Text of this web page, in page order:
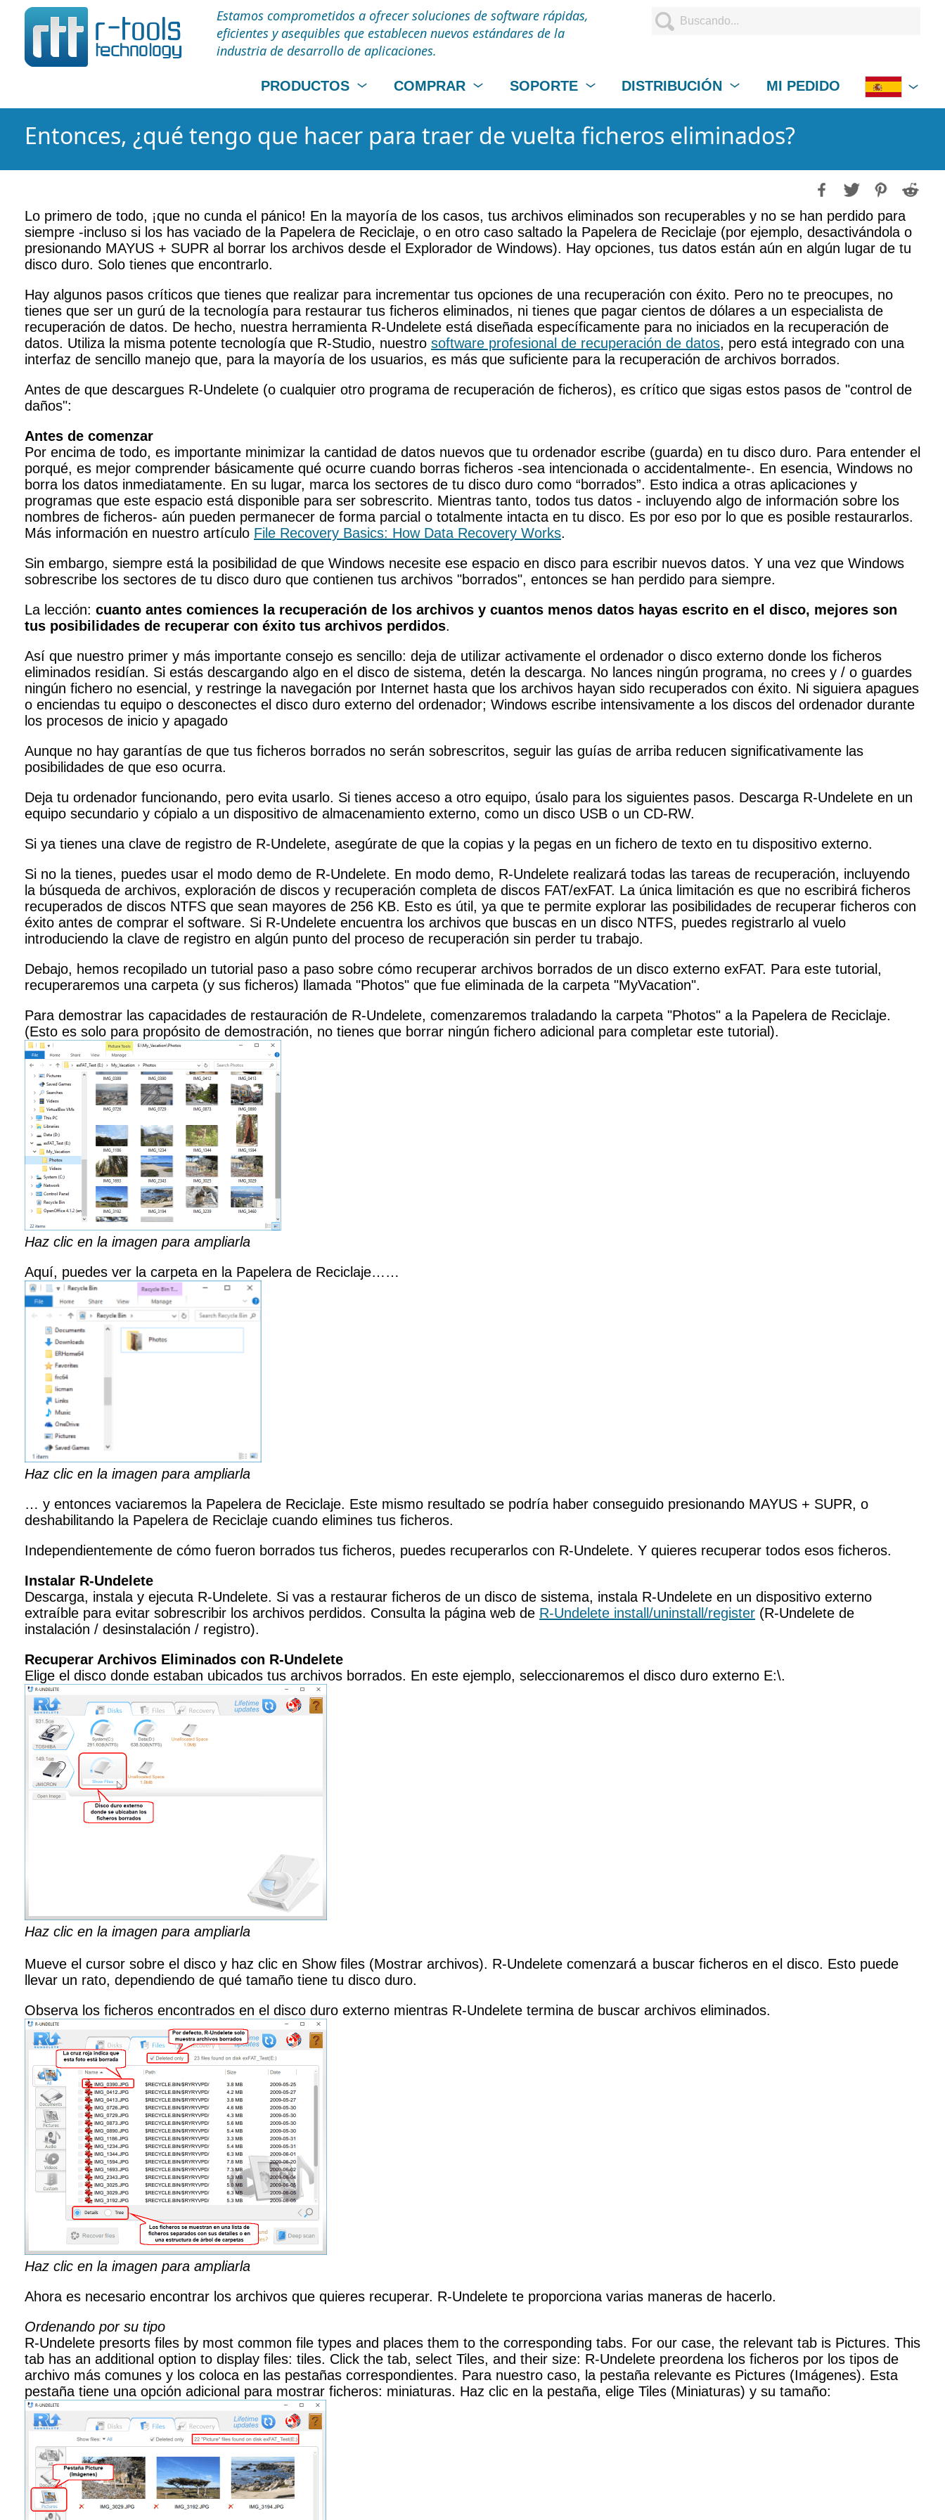
Estamos comprometidos a ofrecer soluciones de software rápidas,
eficientes y asequibles que establecen nuevos estándares de la
industria de desarrollo de aplicaciones.
PRODUCTOS COMPRAR SOPORTE DISTRIBUCIÓN MI PEDIDO
Entonces, ¿qué tengo que hacer para traer de vuelta ficheros eliminados?
Lo primero de todo, ¡que no cunda el pánico! En la mayoría de los casos, tus archivos eliminados son recuperables y no se han perdido para
siempre -incluso si los has vaciado de la Papelera de Reciclaje, o en otro caso saltado la Papelera de Reciclaje (por ejemplo, desactivándola o
presionando MAYUS + SUPR al borrar los archivos desde el Explorador de Windows). Hay opciones, tus datos están aún en algún lugar de tu
disco duro. Solo tienes que encontrarlo.
Hay algunos pasos críticos que tienes que realizar para incrementar tus opciones de una recuperación con éxito. Pero no te preocupes, no
tienes que ser un gurú de la tecnología para restaurar tus ficheros eliminados, ni tienes que pagar cientos de dólares a un especialista de
recuperación de datos. De hecho, nuestra herramienta R-Undelete está diseñada específicamente para no iniciados en la recuperación de
datos. Utiliza la misma potente tecnología que R-Studio, nuestro software profesional de recuperación de datos, pero está integrado con una
interfaz de sencillo manejo que, para la mayoría de los usuarios, es más que suficiente para la recuperación de archivos borrados.
Antes de que descargues R-Undelete (o cualquier otro programa de recuperación de ficheros), es crítico que sigas estos pasos de "control de
daños":
Antes de comenzar
Por encima de todo, es importante minimizar la cantidad de datos nuevos que tu ordenador escribe (guarda) en tu disco duro. Para entender el
porqué, es mejor comprender básicamente qué ocurre cuando borras ficheros -sea intencionada o accidentalmente-. En esencia, Windows no
borra los datos inmediatamente. En su lugar, marca los sectores de tu disco duro como “borrados”. Esto indica a otras aplicaciones y
programas que este espacio está disponible para ser sobrescrito. Mientras tanto, todos tus datos - incluyendo algo de información sobre los
nombres de ficheros- aún pueden permanecer de forma parcial o totalmente intacta en tu disco. Es por eso por lo que es posible restaurarlos.
Más información en nuestro artículo File Recovery Basics: How Data Recovery Works.
Sin embargo, siempre está la posibilidad de que Windows necesite ese espacio en disco para escribir nuevos datos. Y una vez que Windows
sobrescribe los sectores de tu disco duro que contienen tus archivos "borrados", entonces se han perdido para siempre.
La lección: cuanto antes comiences la recuperación de los archivos y cuantos menos datos hayas escrito en el disco, mejores son
tus posibilidades de recuperar con éxito tus archivos perdidos.
Así que nuestro primer y más importante consejo es sencillo: deja de utilizar activamente el ordenador o disco externo donde los ficheros
eliminados residían. Si estás descargando algo en el disco de sistema, detén la descarga. No lances ningún programa, no crees y / o guardes
ningún fichero no esencial, y restringe la navegación por Internet hasta que los archivos hayan sido recuperados con éxito. Ni siguiera apagues
o enciendas tu equipo o desconectes el disco duro externo del ordenador; Windows escribe intensivamente a los discos del ordenador durante
los procesos de inicio y apagado
Aunque no hay garantías de que tus ficheros borrados no serán sobrescritos, seguir las guías de arriba reducen significativamente las
posibilidades de que eso ocurra.
Deja tu ordenador funcionando, pero evita usarlo. Si tienes acceso a otro equipo, úsalo para los siguientes pasos. Descarga R-Undelete en un
equipo secundario y cópialo a un dispositivo de almacenamiento externo, como un disco USB o un CD-RW.
Si ya tienes una clave de registro de R-Undelete, asegúrate de que la copias y la pegas en un fichero de texto en tu dispositivo externo.
Si no la tienes, puedes usar el modo demo de R-Undelete. En modo demo, R-Undelete realizará todas las tareas de recuperación, incluyendo
la búsqueda de archivos, exploración de discos y recuperación completa de discos FAT/exFAT. La única limitación es que no escribirá ficheros
recuperados de discos NTFS que sean mayores de 256 KB. Esto es útil, ya que te permite explorar las posibilidades de recuperar ficheros con
éxito antes de comprar el software. Si R-Undelete encuentra los archivos que buscas en un disco NTFS, puedes registrarlo al vuelo
introduciendo la clave de registro en algún punto del proceso de recuperación sin perder tu trabajo.
Debajo, hemos recopilado un tutorial paso a paso sobre cómo recuperar archivos borrados de un disco externo exFAT. Para este tutorial,
recuperaremos una carpeta (y sus ficheros) llamada "Photos" que fue eliminada de la carpeta "MyVacation".
Para demostrar las capacidades de restauración de R-Undelete, comenzaremos traladando la carpeta "Photos" a la Papelera de Reciclaje.
(Esto es solo para propósito de demostración, no tienes que borrar ningún fichero adicional para completar este tutorial).
Haz clic en la imagen para ampliarla
Aquí, puedes ver la carpeta en la Papelera de Reciclaje……
Haz clic en la imagen para ampliarla
… y entonces vaciaremos la Papelera de Reciclaje. Este mismo resultado se podría haber conseguido presionando MAYUS + SUPR, o
deshabilitando la Papelera de Reciclaje cuando elimines tus ficheros.
Independientemente de cómo fueron borrados tus ficheros, puedes recuperarlos con R-Undelete. Y quieres recuperar todos esos ficheros.
Instalar R-Undelete
Descarga, instala y ejecuta R-Undelete. Si vas a restaurar ficheros de un disco de sistema, instala R-Undelete en un dispositivo externo
extraíble para evitar sobrescribir los archivos perdidos. Consulta la página web de R-Undelete install/uninstall/register (R-Undelete de
instalación / desinstalación / registro).
Recuperar Archivos Eliminados con R-Undelete
Elige el disco donde estaban ubicados tus archivos borrados. En este ejemplo, seleccionaremos el disco duro externo E:\.
Haz clic en la imagen para ampliarla
Mueve el cursor sobre el disco y haz clic en Show files (Mostrar archivos). R-Undelete comenzará a buscar ficheros en el disco. Esto puede
llevar un rato, dependiendo de qué tamaño tiene tu disco duro.
Observa los ficheros encontrados en el disco duro externo mientras R-Undelete termina de buscar archivos eliminados.
Haz clic en la imagen para ampliarla
Ahora es necesario encontrar los archivos que quieres recuperar. R-Undelete te proporciona varias maneras de hacerlo.
Ordenando por su tipo
R-Undelete presorts files by most common file types and places them to the corresponding tabs. For our case, the relevant tab is Pictures. This
tab has an additional option to display files: tiles. Click the tab, select Tiles, and their size: R-Undelete preordena los ficheros por los tipos de
archivo más comunes y los coloca en las pestañas correspondientes. Para nuestro caso, la pestaña relevante es Pictures (Imágenes). Esta
pestaña tiene una opción adicional para mostrar ficheros: miniaturas. Haz clic en la pestaña, elige Tiles (Miniaturas) y su tamaño: